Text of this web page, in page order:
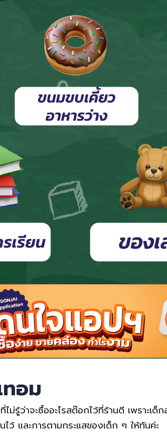
อม
ว่าจะซื้ออะไรสต๊อกไว้ที่ร้านดี เพราะเด็ก
ว้ และการตามกระแสของเด็ก ๆ ให้ทันค่ะ